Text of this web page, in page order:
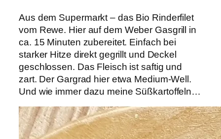
Aus dem Supermarkt – das Bio Rinderfilet
vom Rewe. Hier auf dem Weber Gasgrill in
ca. 15 Minuten zubereitet. Einfach bei
starker Hitze direkt gegrillt und Deckel
geschlossen. Das Fleisch ist saftig und
zart. Der Gargrad hier etwa Medium-Well.
Und wie immer dazu meine Süßkartoffeln…